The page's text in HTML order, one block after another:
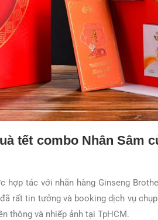
tết combo Nhân Sâm
hợp tác với nhãn hàng Ginseng
rất tin tưởng và booking dịch vụ
thông và nhiếp ảnh tại TpHCM.